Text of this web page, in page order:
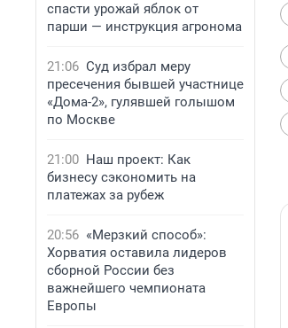
спасти урожай яблок от
парши — инструкция агронома
21:06 Суд избрал меру
пресечения бывшей участнице
«Дома-2», гулявшей голышом
по Москве
21:00 Наш проект: Как
бизнесу сэкономить на
платежах за рубеж
20:56 «Мерзкий способ»:
Хорватия оставила лидеров
сборной России без
важнейшего чемпионата
Европы